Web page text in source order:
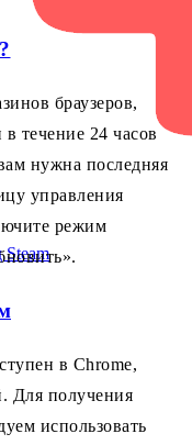
Steam
браузеров,
течение 24 часов
нужна последняя
управления
режим
в Chrome,
Для получения
использовать